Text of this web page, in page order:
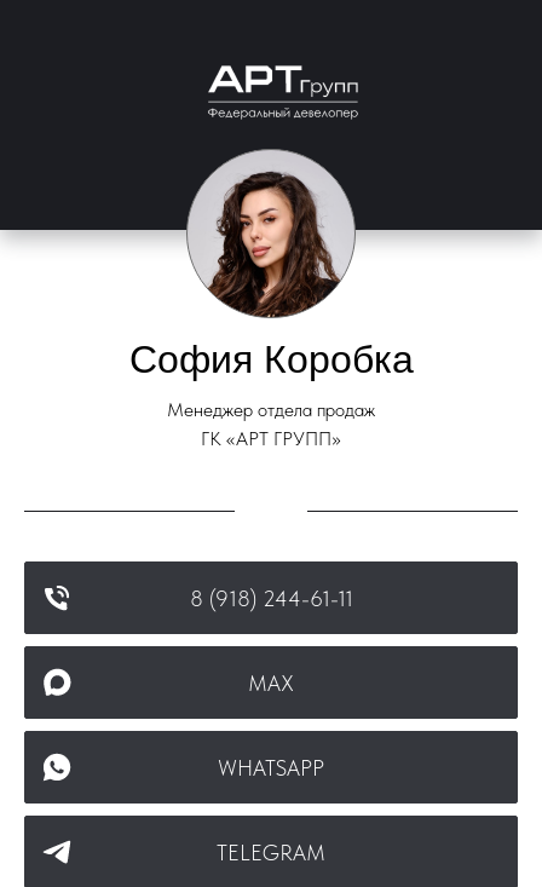
София Коробка
Менеджер отдела продаж
ГК «АРТ ГРУПП»
8 (918) 244-61-11
MAX
WHATSAPP
TELEGRAM